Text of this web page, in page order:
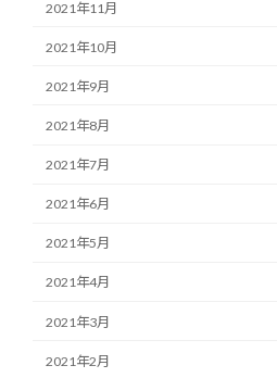
2021年11月
2021年10月
2021年9月
2021年8月
2021年7月
2021年6月
2021年5月
2021年4月
2021年3月
2021年2月